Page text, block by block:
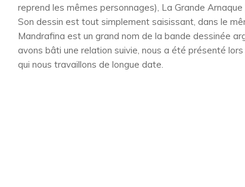
reprend les mêmes personnages), La Grande
Son dessin est tout simplement saisissant, dans le
Mandrafina est un grand nom de la bande dessinée
avons bâti une relation suivie, nous a été présenté
qui nous travaillons de longue date.